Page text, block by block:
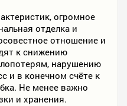
огромное
отделка и
отношение и
к снижению
нарушению
и в конечном счёте к
Не менее важно
и хранения.